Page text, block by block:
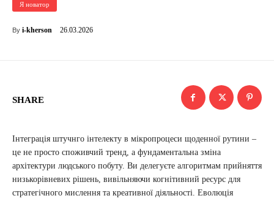
Я новатор
By i-kherson 26.03.2026
SHARE
Інтеграція штучнго інтелекту в мікропроцеси щоденної рутини –
це не просто споживчий тренд, а фундаментальна зміна
архітектури людського побуту. Ви делегуєте алгоритмам прийняття
низькорівневих рішень, вивільняючи когнітивний ресурс для
стратегічного мислення та креативної діяльності. Еволюція